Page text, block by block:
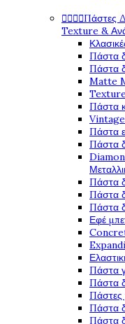
Πάστες
Texture &
Πάστα
Πάστα
Matte
Πάστα
Vintage
Πάστα
Πάστα
Πάστα
Πάστα
Πάστα
Εφέ
Πάστα
Πάστα
Πάστες
Πάστα
Πάστα